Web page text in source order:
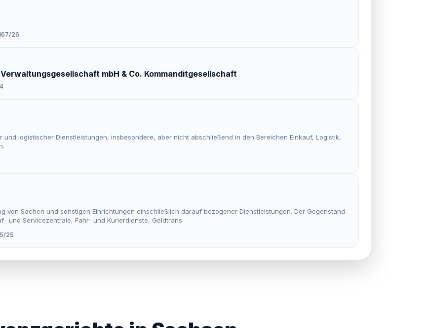
26
mbH & Co. Kommanditgesellschaft
und logistischer Dienstleistungen, insbesondere, aber nicht abschließend in den Bereichen Einkauf, Logistik,
von Sachen und sonstigen Einrichtungen einschließlich darauf bezogener Dienstleistungen. Der Gegenstand
und Servicezentrale, Fahr- und Kurierdienste, Geldtrans
25